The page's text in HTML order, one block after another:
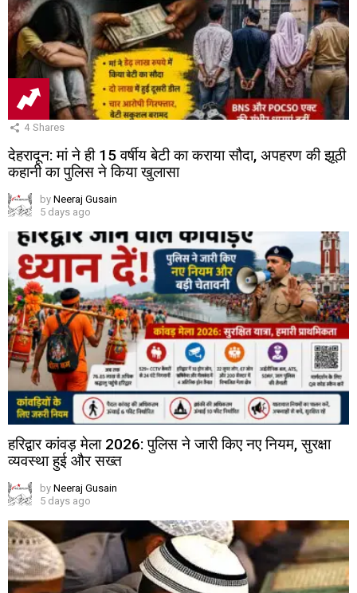
4 Shares
देहरादून: मां ने ही 15 वर्षीय बेटी का कराया सौदा, अपहरण की झूठी
कहानी का पुलिस ने किया खुलासा
by Neeraj Gusain
5 days ago
हरिद्वार कांवड़ मेला 2026: पुलिस ने जारी किए नए नियम, सुरक्षा
व्यवस्था हुई और सख्त
by Neeraj Gusain
5 days ago